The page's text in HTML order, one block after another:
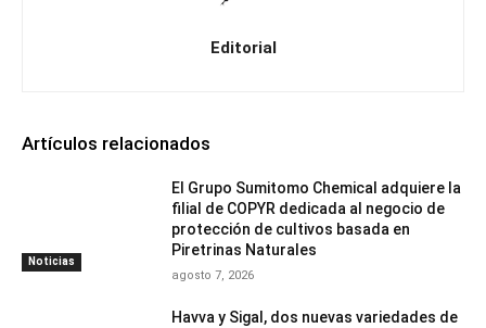
Editorial
Artículos relacionados
Noticias
El Grupo Sumitomo Chemical adquiere la
filial de COPYR dedicada al negocio de
protección de cultivos basada en
Piretrinas Naturales
agosto 7, 2026
Havva y Sigal, dos nuevas variedades de